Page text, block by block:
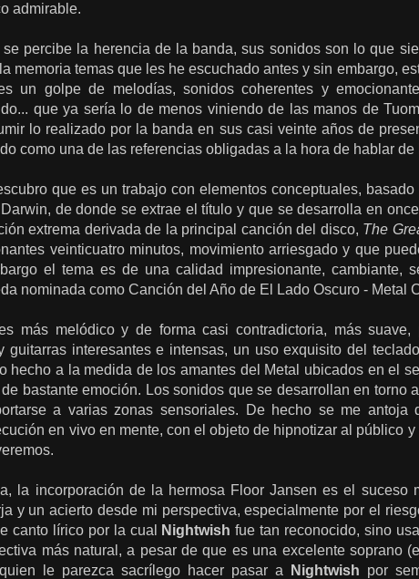
admirable.
percibe la herencia de la banda, sus sonidos son lo que
memoria temas que les he escuchado antes y sin embargo,
un golpe de melodías, sonidos coherentes y
que ya sería lo de menos viniendo de las manos de
lo realizado por la banda en sus casi veinte años de
como una de las referencias obligadas a la hora de hablar de
que es un trabajo con elementos conceptuales,
de donde se extrae el título y que se desarrolla en
extrema derivada de la principal canción del disco, The
veinticuatro minutos, movimiento arriesgado y que
el tema es de una calidad impresionante, cambiante,
nominada como Canción del Año de El Lado Oscuro - Metal
más melódico y de forma casi contradictoria, más suave,
guitarras interesantes e intensas, un uso exquisito del
hecho a la medida de los amantes del Metal ubicados en el
bastante emoción. Los sonidos que se desarrollan en torno
a varias zonas sensoriales. De hecho se me antoja
en vivo en mente, con el objeto de hipnotizar al público
la incorporación de la hermosa Floor Jansen es el suceso
y un acierto desde mi perspectiva, especialmente por el
canto lírico por la cual
Nightwish fue tan reconocido, sino
más natural, a pesar de que es una excelente soprano
le parezca sacrílego hacer pasar a
Nightwish por